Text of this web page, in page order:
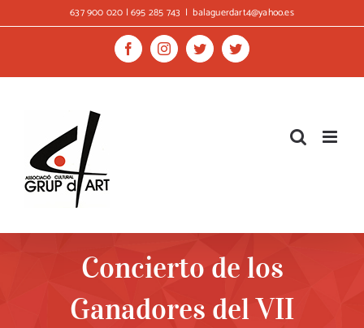
637 900 020 | 695 285 743 | balaguerdart4@yahoo.es
FacebookInstagramTwitterTwitter
Concierto de los
Ganadores del VII